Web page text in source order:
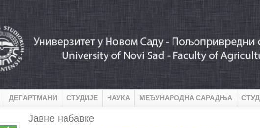
ДЕПАРТМАНИ СТУДИЈЕ НАУКА МЕЂУНАРОДНА САРАДЊА
Јавне набавке